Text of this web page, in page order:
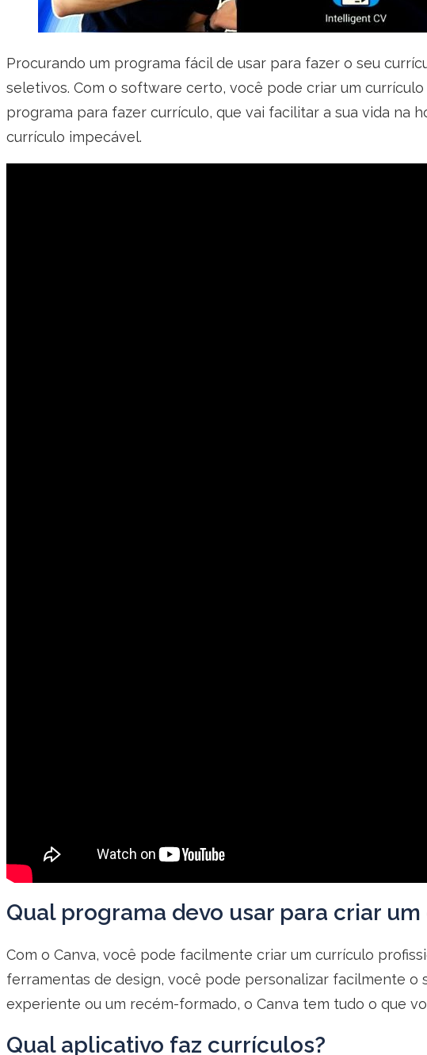
Procurando um programa fácil de usar para fazer o seu
seletivos. Com o software certo, você pode criar um
programa para fazer currículo, que vai facilitar a sua vida na
currículo impecável.
Qual programa devo usar para criar
Com o Canva, você pode facilmente criar um currículo
ferramentas de design, você pode personalizar facilmente o
experiente ou um recém-formado, o Canva tem tudo o que
Qual aplicativo faz currículos?